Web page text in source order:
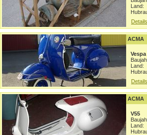
Land:
Details
ACMA
Vespa
Land:
Details
ACMA
V55
Land: